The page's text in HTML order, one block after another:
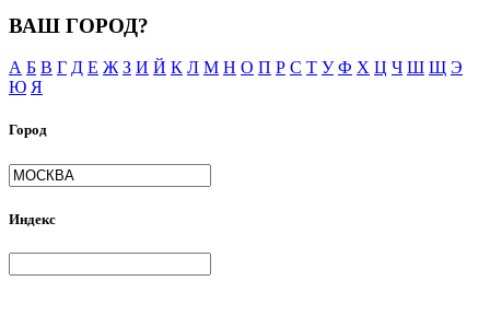
ВАШ ГОРОД?
А Б В Г Д Е Ж З И Й К Л М Н О П Р С Т У Ф Х Ц Ч Ш Щ Э
Ю Я
Город
Индекс